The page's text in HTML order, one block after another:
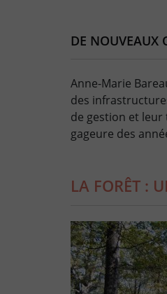
DE NOUVEAUX
Anne-Marie
des
de gestion et leur
gageure des
LA FORÊT :